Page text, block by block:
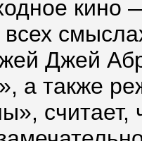
кино
Джей
а также
считает,